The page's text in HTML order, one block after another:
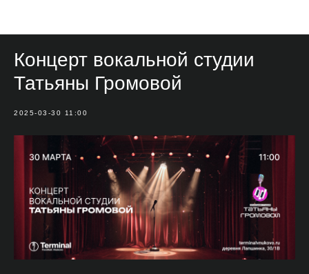
Концерт вокальной студии
Татьяны Громовой
2025-03-30 11:00